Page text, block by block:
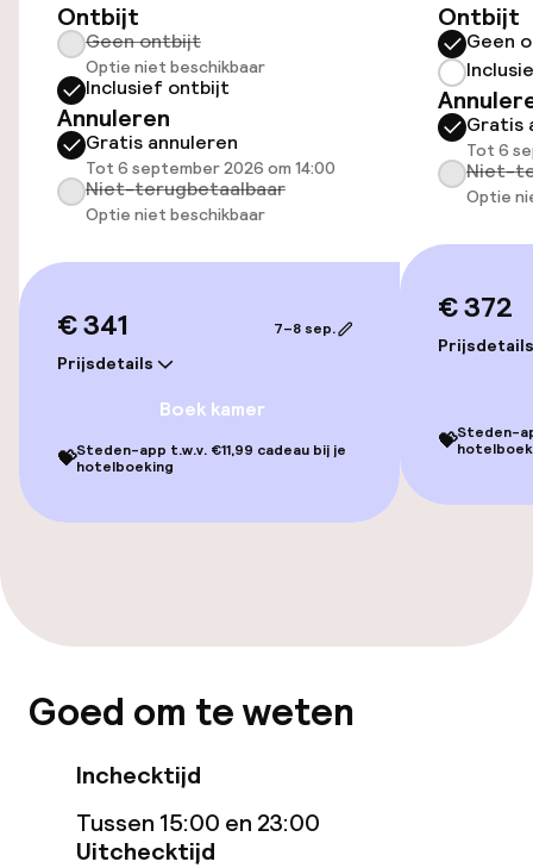
Openbaar parkeren
Fietsverhuur
Toegankelijkheid
Fitnessruimte / gym
Entertainment
Terras
Eet- en drinkgelegenheden
Restaurant
Ontbijt
Geen ontbijt
Optie niet beschikbaar
Inclusief ontbijt
Annuleren
Gratis annuleren
Tot 6 september 2026 om 14:00
Niet-terugbetaalbaar
Optie niet beschikbaar
€ 341
Prijsdetails
7–8 sep.
Boek kamer
💝Steden-app t.w.v. €11,99 cadeau bij je
hotelboeking
Ontbijt
Geen
Gratis
Tot 6
Niet-
Optie
€ 372
Prijsdetails
💝Steden-
Goed om te weten
Inchecktijd
Tussen 15:00 en 23:00
Uitchecktijd